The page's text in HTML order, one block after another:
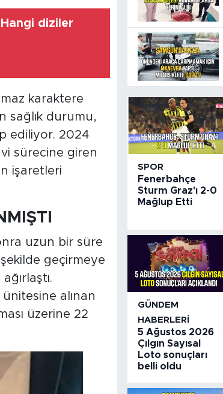
Hangi diziler
karaktere
sağlık durumu,
ediliyor. 2024
sürecine giren
işaretleri
uzun bir süre
geçirmeye
alınan
üzerine 22
SPOR
Fenerbahçe
Sturm Graz'ı 2-0
Mağlup Etti
GÜNDEM
HABERLERI
5 Ağustos 2026
Çılgın Sayısal
Loto sonuçları
belli oldu